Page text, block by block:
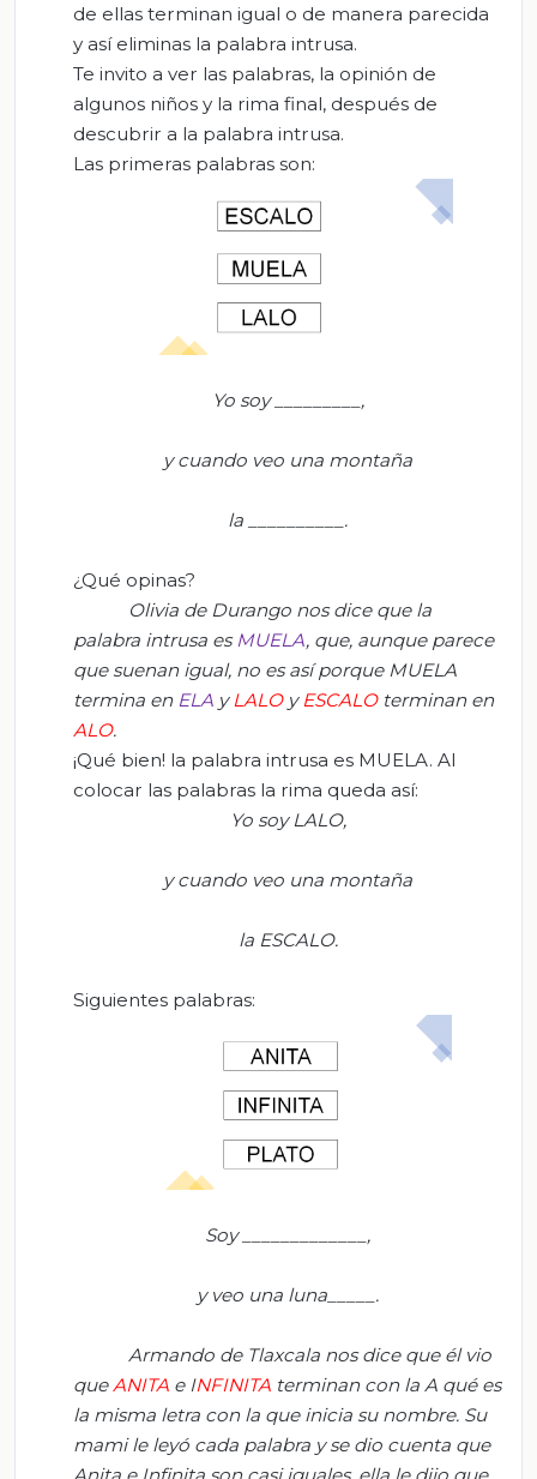
de ellas terminan igual o de manera parecida
y así eliminas la palabra intrusa.
Te invito a ver las palabras, la opinión de
algunos niños y la rima final, después de
descubrir a la palabra intrusa.
Las primeras palabras son:
Yo soy _________,
y cuando veo una montaña
la __________.
¿Qué opinas?
Olivia de Durango nos dice que la
palabra intrusa es MUELA, que, aunque parece
que suenan igual, no es así porque MUELA
termina en ELA y LALO y ESCALO terminan en
ALO.
¡Qué bien! la palabra intrusa es MUELA. Al
colocar las palabras la rima queda así:
Yo soyLALO,
y cuando veo una montaña
la ESCALO.
Siguientes palabras:
Soy _____________,
y veo una luna_____.
Armando de Tlaxcala nos dice que él vio
que ANITA e INFINITA terminan con la A quées
la misma letra con la que inicia su nombre. Su
mami le leyó cada palabra y se dio cuenta que
Anita e Infinita son casi iguales, ella le dijo que